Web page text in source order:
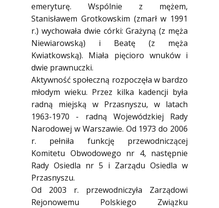
emeryturę. Wspólnie z mężem,
Stanisławem Grotkowskim (zmarł w 1991
r.) wychowała dwie córki: Grażyną (z męża
Niewiarowską) i Beatę (z męża
Kwiatkowską). Miała pięcioro wnuków i
dwie prawnuczki.
Aktywność społeczną rozpoczęła w bardzo
młodym wieku. Przez kilka kadencji była
radną miejską w Przasnyszu, w latach
1963-1970 - radną Wojewódzkiej Rady
Narodowej w Warszawie. Od 1973 do 2006
r. pełniła funkcję przewodniczącej
Komitetu Obwodowego nr 4, następnie
Rady Osiedla nr 5 i Zarządu Osiedla w
Przasnyszu.
Od 2003 r. przewodniczyła Zarządowi
Rejonowemu Polskiego Związku